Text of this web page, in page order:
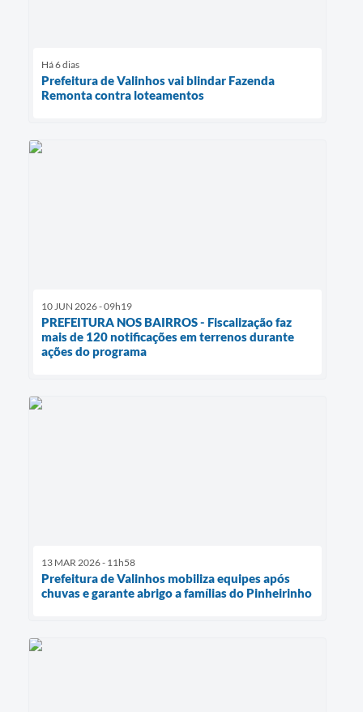
Há 6 dias
Prefeitura de Valinhos vai blindar Fazenda
Remonta contra loteamentos
10 JUN 2026 - 09h19
PREFEITURA NOS BAIRROS - Fiscalização faz
mais de 120 notificações em terrenos durante
ações do programa
13 MAR 2026 - 11h58
Prefeitura de Valinhos mobiliza equipes após
chuvas e garante abrigo a famílias do Pinheirinho